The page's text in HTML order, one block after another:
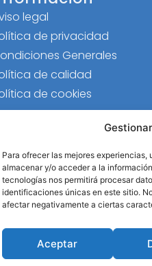
Para ofrecer las mejores
almacenar y/o acceder a la
tecnologías nos permitirá procesar
identificaciones únicas en este sitio.
afectar negativamente a ciertas
Aceptar
legal
de privacidad
Generales
de calidad
de cookies